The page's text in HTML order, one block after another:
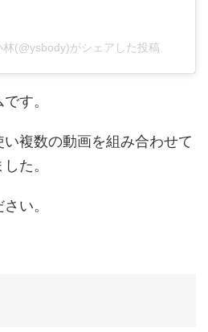
林(@ysbody)がシェアした投稿
す。
複数の動画を組み合わせて
た。
い。